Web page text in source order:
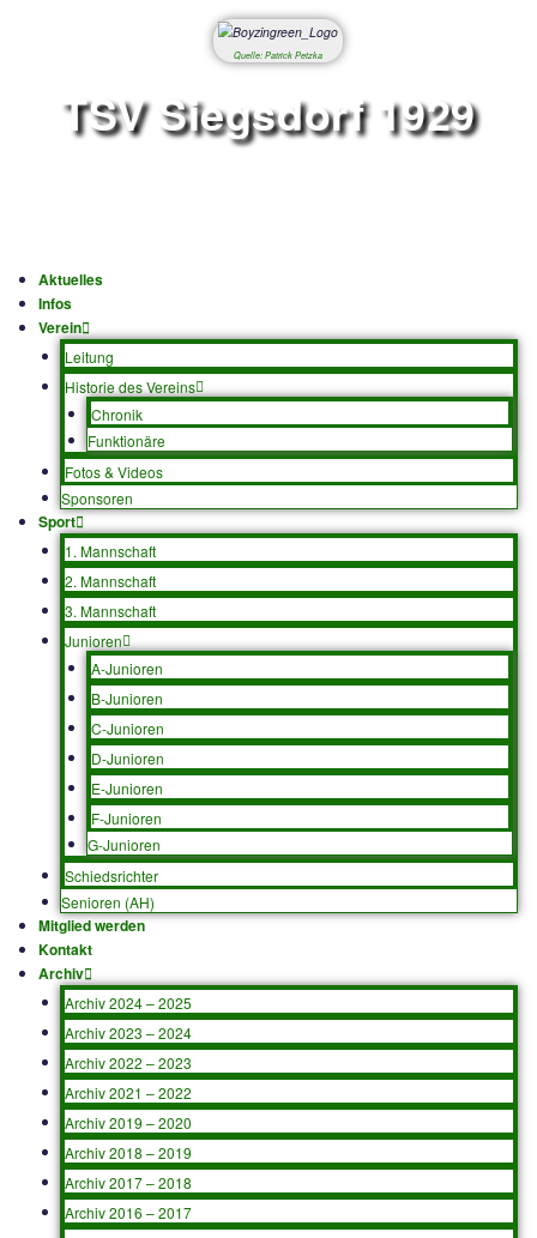
Quelle: Patrick Petzka
TSV Siegsdorf
Aktuelles
Infos
Verein
Leitung
Historie des Vereins
Chronik
Funktionäre
Fotos & Videos
Sponsoren
Sport
1. Mannschaft
2. Mannschaft
3. Mannschaft
Junioren
A-Junioren
B-Junioren
C-Junioren
E-Junioren
F-Junioren
G-Junioren
Schiedsrichter
Senioren (AH)
Mitglied werden
Kontakt
Archiv